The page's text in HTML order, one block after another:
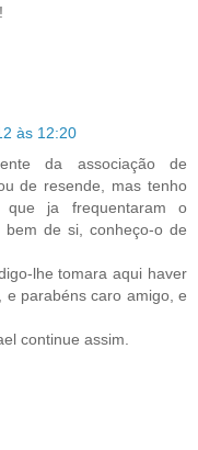
às 12:20
da associação de
de resende, mas tenho
ja frequentaram o
de si, conheço-o de
lhe tomara aqui haver
e parabéns caro amigo, e
continue assim.